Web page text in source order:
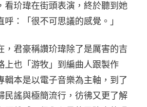
看玠瑋在街頭表演，終於聽到她
呼：「很不可思議的感覺。」
，君豪稱讚玠瑋除了是厲害的吉
上也「游牧」到編曲人跟製作
輯本是以電子音樂為主軸，到了
民謠與極簡流行，彷彿又更了解